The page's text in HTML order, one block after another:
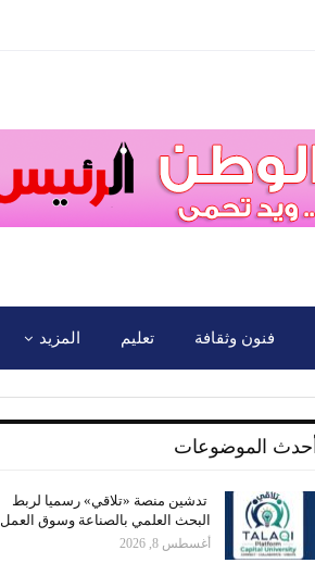
فنون وثقافة تعليم المزيد
أحدث الموضوعات
تدشين منصة «تلاقي» رسميا لربط
البحث العلمي بالصناعة وسوق العمل
أغسطس 8, 2026